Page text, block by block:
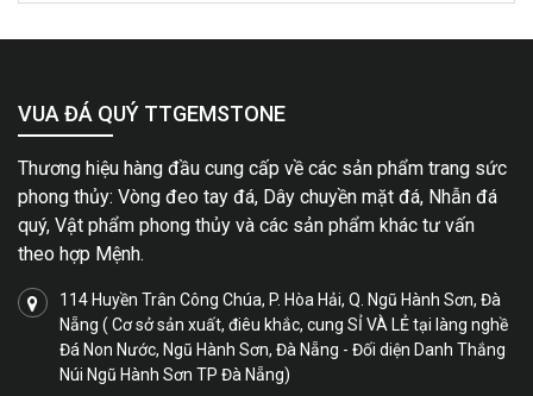
VUA ĐÁ QUÝ TTGEMSTONE
Thương hiệu hàng đầu cung cấp về các sản phẩm trang sức
phong thủy: Vòng đeo tay đá, Dây chuyền mặt đá, Nhẫn đá
quý, Vật phẩm phong thủy và các sản phẩm khác tư vấn
theo hợp Mệnh.
114 Huyền Trân Công Chúa, P. Hòa Hải, Q. Ngũ Hành Sơn, Đà
Nẵng ( Cơ sở sản xuất, điêu khắc, cung SỈ VÀ LẺ tại làng nghề
Đá Non Nước, Ngũ Hành Sơn, Đà Nẵng - Đối diện Danh Thắng
Núi Ngũ Hành Sơn TP Đà Nẵng)